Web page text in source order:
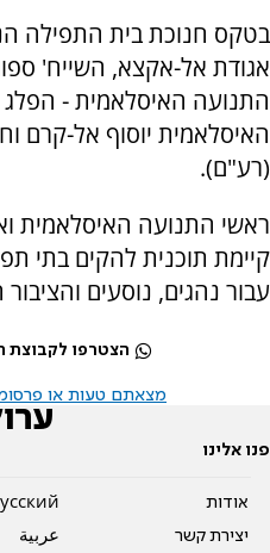
בטקס חנוכת בית התפילה
אגודת אל-אקצא, השייח'
התנועה האיסלאמית -
האיסלאמית יוסוף אל-קרם
(רע"ם).
ראשי התנועה האיסלאמית
קיימת תוכנית להקים בתי
עבור נהגים, נוסעים
הצטרפו לקבוצת
מצאתם טעות או
פנו אלינו
אודות
יצירת קשר
عربية